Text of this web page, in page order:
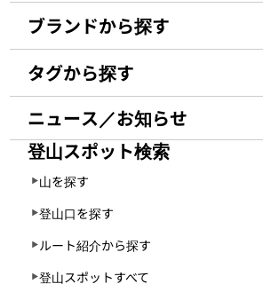
ブランドから探す
タグから探す
ニュース／お知らせ
登山スポット検索
山を探す
登山口を探す
ルート紹介から探す
登山スポットすべて